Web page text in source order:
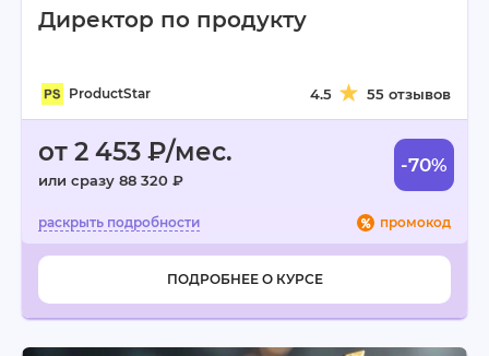
Директор по продукту
ProductStar 4.5 55 отзывов
от 2 453 ₽/мес.
или сразу 88 320 ₽
-70%
промокод
ПОДРОБНЕЕ О КУРСЕ